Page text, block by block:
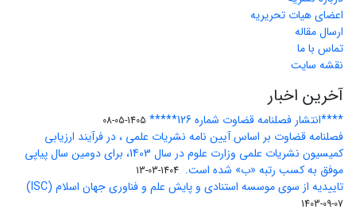
اعضای هیات تحریریه
ارسال مقاله
تماس با ما
نقشه سایت
آخرین اخبار
****انتشار فصلنامه قضاوت شماره 126***** 1405-05-08
فصلنامه قضاوت بر اساس آیین نامه نشریات علمی ، در فرآیند ارزیابی
کمیسیون نشریات علمی وزارت علوم در سال 1403، برای دومین سال پیاپی
موفق به کسب رتبه «ب» شده است. 1404-03-13
تاییدیه از سوی موسسه استنادی و پایش علم و فناوری جهان اسلام (ISC)
1403-09-07